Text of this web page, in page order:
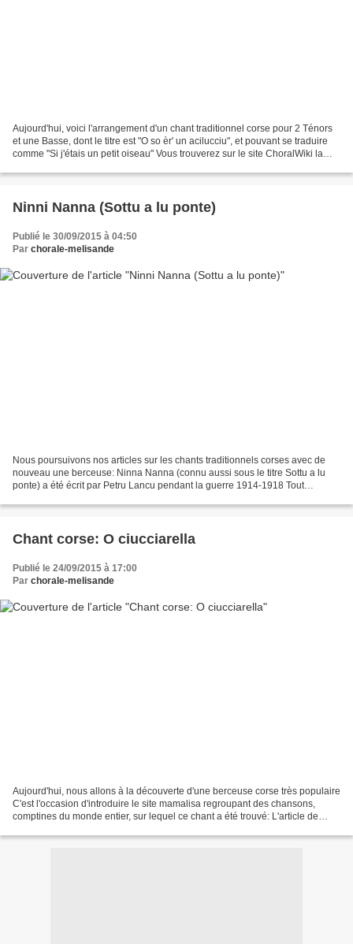
Aujourd'hui, voici l'arrangement d'un chant traditionnel corse pour 2 Ténors
et une Basse, dont le titre est "O so èr' un acilucciu", et pouvant se traduire
comme "Si j'étais un petit oiseau" Vous trouverez sur le site ChoralWiki la
Ninni Nanna (Sottu a lu ponte)
Publié le 30/09/2015 à 04:50
Par chorale-melisande
Nous poursuivons nos articles sur les chants traditionnels corses avec de
nouveau une berceuse: Ninna Nanna (connu aussi sous le titre Sottu a lu
ponte) a été écrit par Petru Lancu pendant la guerre 1914-1918 Tout
Chant corse: O ciucciarella
Publié le 24/09/2015 à 17:00
Par chorale-melisande
Aujourd'hui, nous allons à la découverte d'une berceuse corse très populaire
C'est l'occasion d'introduire le site mamalisa regroupant des chansons,
comptines du monde entier, sur lequel ce chant a été trouvé: L'article de